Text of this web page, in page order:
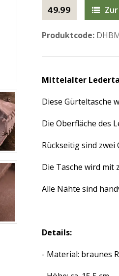
49.99
Produktcode:
Mittelalter
Diese Gürteltasche
Die Oberfläche des
Rückseitig sind
Die Tasche wird mit
Alle Nähte sind
Details:
- Material: braunes